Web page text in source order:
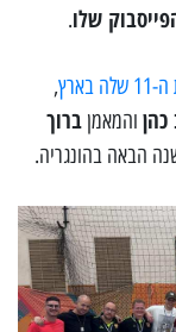
שלו.
,
כהן והמאמן ברוך